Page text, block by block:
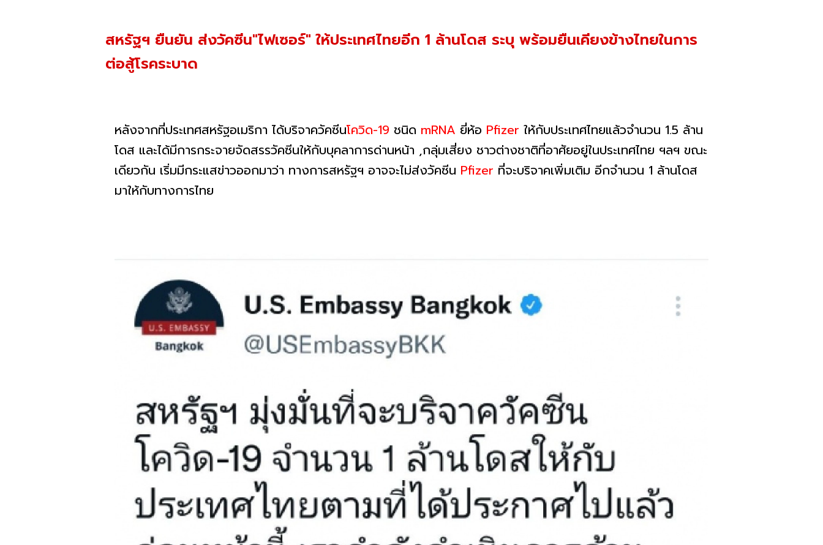
สหรัฐฯ ยืนยัน ส่งวัคซีน"ไฟเซอร์" ให้ประเทศไทยอีก 1 ล้านโดส ระบุ พร้อมยืนเคียงข้างไทยในการ
ต่อสู้โรคระบาด
หลังจากที่ประเทศสหรัฐอเมริกา ได้บริจาควัคซีนโควิด-19 ชนิด mRNA ยี่ห้อ Pfizer ให้กับประเทศไทยแล้วจำนวน 1.5 ล้าน
โดส และได้มีการกระจายจัดสรรวัคซีนให้กับบุคลาการด่านหน้า ,กลุ่มเสี่ยง ชาวต่างชาติที่อาศัยอยู่ในประเทศไทย ฯลฯ ขณะ
เดียวกัน เริ่มมีกระแสข่าวออกมาว่า ทางการสหรัฐฯ อาจจะไม่ส่งวัคซีน Pfizer ที่จะบริจาคเพิ่มเติม อีกจำนวน 1 ล้านโดส
มาให้กับทางการไทย